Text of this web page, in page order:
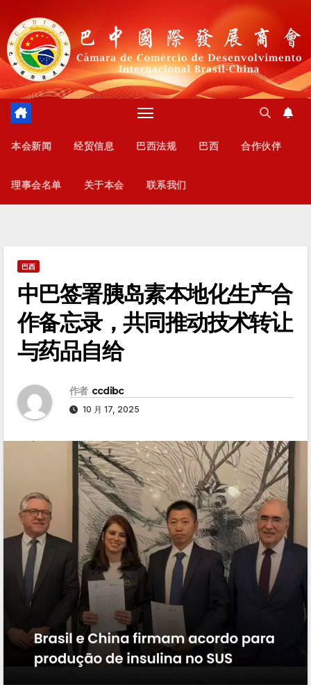
内
本会新闻 经贸信息 巴西法规 巴西 合作伙伴
理事会名单 关于本会 联系我们
巴西
中巴签署胰岛素本地化生产合
作备忘录，共同推动技术转让
与药品自给
作者 ccdibc
10 月 17, 2025